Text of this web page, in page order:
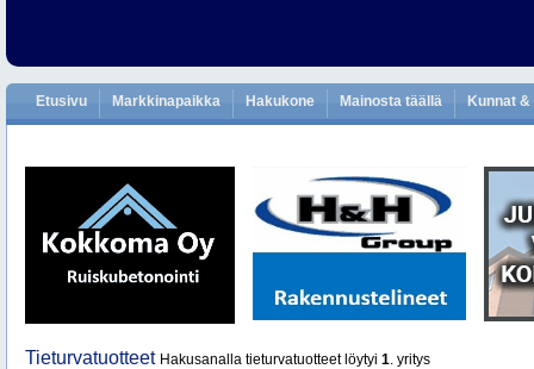
Etusivu Markkinapaikka Hakukone Mainosta täällä Kunnat
Tieturvatuotteet Hakusanalla tieturvatuotteet löytyi 1. yritys